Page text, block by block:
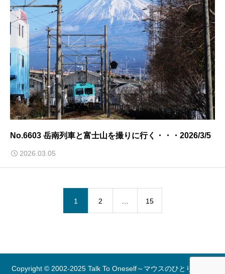
No.6603 岳南列車と富士山を撮りに行く・・・2026/3/5
2026.03.05
1 2 15
Copyright © 2002-2025 Talk To Oneself～マウスのひとりごと～